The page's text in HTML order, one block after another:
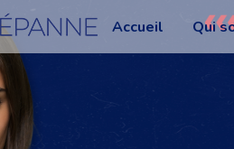
Accueil Qui